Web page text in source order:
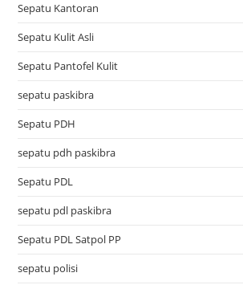
Sepatu Kantoran
Sepatu Kulit Asli
Sepatu Pantofel Kulit
sepatu paskibra
Sepatu PDH
sepatu pdh paskibra
Sepatu PDL
sepatu pdl paskibra
Sepatu PDL Satpol PP
sepatu polisi